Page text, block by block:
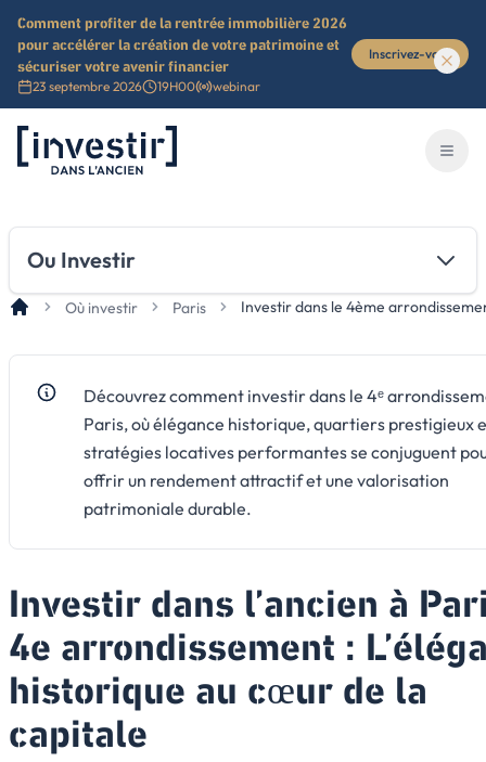
Comment profiter de la rentrée immobilière 2026
pour accélérer la création de votre patrimoine et
sécuriser votre avenir financier
23 septembre 2026 19H00 webinar
Inscrivez-vous
Investir dans l'ancien
Ou Investir
Où investir Paris Investir dans le 4ème
Découvrez comment investir dans le 4ᵉ
Paris, où élégance historique, quartiers prestigieux
stratégies locatives performantes se conjuguent
offrir un rendement attractif et une valorisation
patrimoniale durable.
Investir dans l’ancien à
4e arrondissement :
historique au cœur de la
capitale